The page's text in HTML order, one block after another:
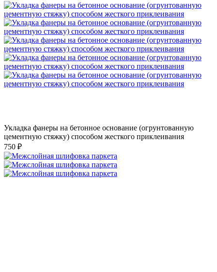
Укладка фанеры на бетонное основание (огрунтованную
цементную стяжку) способом жесткого приклеивания
750 ₽